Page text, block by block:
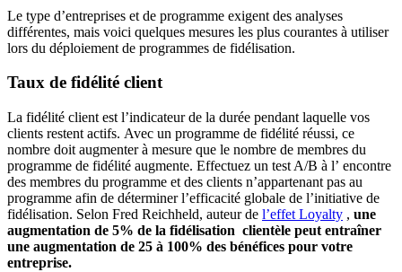
Le type d’entreprises et de programme exigent des analyses
différentes, mais voici quelques mesures les plus courantes à utiliser
lors du déploiement de programmes de fidélisation.
Taux de fidélité client
La fidélité client est l’indicateur de la durée pendant laquelle vos
clients restent actifs. Avec un programme de fidélité réussi, ce
nombre doit augmenter à mesure que le nombre de membres du
programme de fidélité augmente. Effectuez un test A/B à l’ encontre
des membres du programme et des clients n’appartenant pas au
programme afin de déterminer l’efficacité globale de l’initiative de
fidélisation. Selon Fred Reichheld, auteur de l’effet Loyalty , une
augmentation de 5% de la fidélisation clientèle peut entraîner
une augmentation de 25 à 100% des bénéfices pour votre
entreprise.